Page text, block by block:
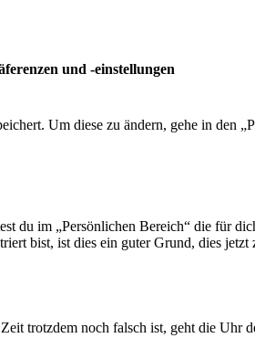
und -einstellungen
Um diese zu ändern, gehe in den
du im „Persönlichen Bereich“ die für
bist, ist dies ein guter Grund, dies jetzt
trotzdem noch falsch ist, geht die